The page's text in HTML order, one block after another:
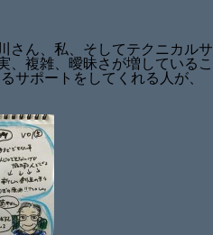
さん、私、そしてテクニカルサ
、複雑、曖昧さが増しているこ
サポートをしてくれる人が、